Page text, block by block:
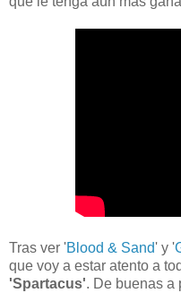
Tras ver 'Blood & Sand' y '
que voy a estar atento a
'Spartacus'. De buenas a